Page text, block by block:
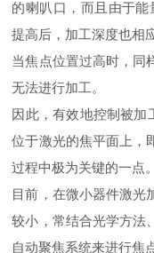
的喇叭口，而且由于
提高后，加工深度也相
当焦点位置过高时，同
无法进行加工。
因此，有效地控制被加
位于激光的焦平面上，
过程中极为关键的一点。
目前，在微小器件激光
较小，常结合光学方法
自动聚焦系统来进行焦